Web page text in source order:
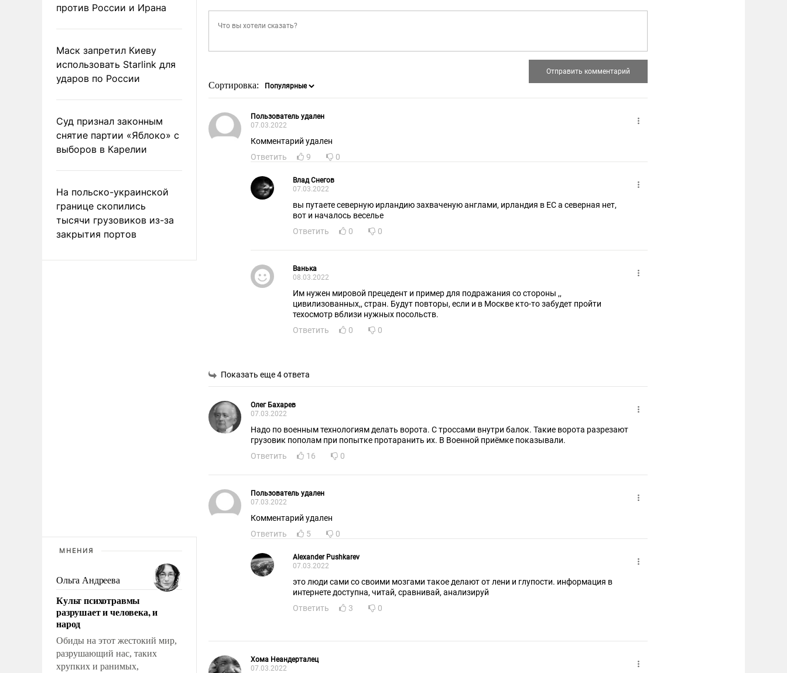
против России и Ирана
Маск запретил Киеву
использовать Starlink для
ударов по России
Суд признал законным
снятие партии «Яблоко» с
выборов в Карелии
На польско-украинской
границе скопились
тысячи грузовиков из-за
закрытия портов
МНЕНИЯ
Ольга Андреева
Культ психотравмы
разрушает и человека, и
народ
Обиды на этот жестокий мир,
разрушающий нас, таких
хрупких и ранимых,
Сортировка:
Пользователь удален
07.03.2022
Комментарий удален
Ответить
9 0
Влад Снегов
07.03.2022
вы путаете северную ирландию захваченую англами, ирландия в ЕС а северная нет,
вот и началось веселье
Ответить
0 0
Ванька
08.03.2022
Им нужен мировой прецедент и пример для подражания со стороны ,,
цивилизованных,, стран. Будут повторы, если и в Москве кто-то забудет пройти
техосмотр вблизи нужных посольств.
Ответить
0 0
Показать еще 4 ответа
Олег Бахарев
07.03.2022
Надо по военным технологиям делать ворота. С троссами внутри балок. Такие ворота разрезают
грузовик пополам при попытке протаранить их. В Военной приёмке показывали.
Ответить
16 0
Пользователь удален
07.03.2022
Комментарий удален
Ответить
5 0
Alexander Pushkarev
07.03.2022
это люди сами со своими мозгами такое делают от лени и глупости. информация в
интернете доступна, читай, сравнивай, анализируй
Ответить
3 0
Хома Неандерталец
07.03.2022